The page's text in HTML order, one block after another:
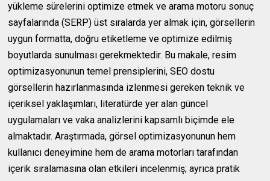
yükleme sürelerini optimize etmek ve arama motoru sonuç
sayfalarında (SERP) üst sıralarda yer almak için, görsellerin
uygun formatta, doğru etiketleme ve optimize edilmiş
boyutlarda sunulması gerekmektedir. Bu makale, resim
optimizasyonunun temel prensiplerini, SEO dostu
görsellerin hazırlanmasında izlenmesi gereken teknik ve
içeriksel yaklaşımları, literatürde yer alan güncel
uygulamaları ve vaka analizlerini kapsamlı biçimde ele
almaktadır. Araştırmada, görsel optimizasyonunun hem
kullanıcı deneyimine hem de arama motorları tarafından
içerik sıralamasına olan etkileri incelenmiş; ayrıca pratik